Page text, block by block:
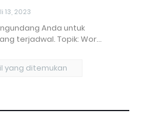
13, 2023
Anda untuk
terjadwal. Topik: Wor…
yang ditemukan